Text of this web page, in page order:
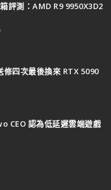
評測：AMD R9 9950X3D2
四次最後換來 RTX 5090
CEO 認為低延遲雲端遊戲